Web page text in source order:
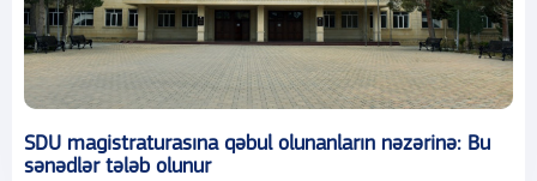
SDU magistraturasına qəbul olunanların nəzərinə: Bu
sənədlər tələb olunur